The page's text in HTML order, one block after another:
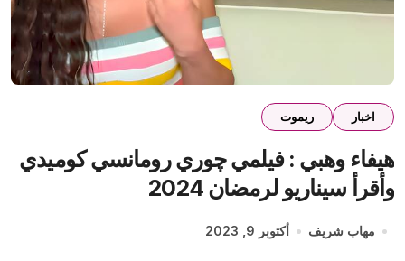
اخبار ريموت
هيفاء وهبي : فيلمي چوري رومانسي كوميدي
وأقرأ سيناريو لرمضان 2024
مهاب شريف أكتوبر 9, 2023